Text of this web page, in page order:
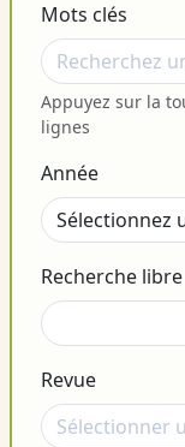
Mots clés
Appuyez sur la
lignes
Année
Recherche libre
Revue